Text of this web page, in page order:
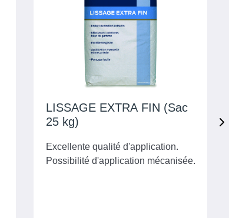
LISSAGE EXTRA FIN (Sac
25 kg)
Excellente qualité d'application.
Possibilité d'application mécanisée.